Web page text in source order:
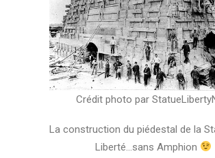
Crédit photo par
La construction du piédestal de la
Liberté…sans Amphion